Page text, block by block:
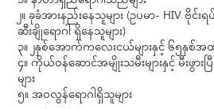
၂။ ခုခံအားနည်းနေသူများ (ဥပမာ- HIV ဗိုင်းရ
ဆီးချိုရောဂါ ရှိနေသူများ)
၃။ ၂နှစ်အောက်ကလေးငယ်များနှင့် ၆၅နှ
၄။ ကိုယ်ဝန်ဆောင်အမျိုးသမီးများနှင့် မီးဖွာ
များ
၅။ အဝလွန်ရောဂါရှိသူများ